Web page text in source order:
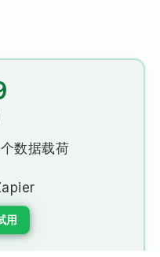
数据载荷
用